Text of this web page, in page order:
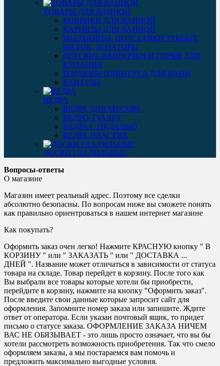
ТОВАРЫ ДЛЯ ВАННОЙ
КОВРИКИ ДЛЯ ВАННОЙ
КАРНИЗЫ ДЛЯ ВАННОЙ
МЫЛЬНИЦЫ, ПОДСТАВКИ ЗУБНЫХ
ЩЕТОК, ДОЗАТОРЫ
ДЕТСКИЕ ВАННОЧКИ И ГОРКИ ДЛЯ
КУПАНИЯ
БОРДЮРЫ ПЛИНТУСА ДЛЯ ВАНН
ВАНТУЗЫ
ВЕДРА
ВЕДРА ДЛЯ МУСОРА
ВЕДРО-ТУАЛЕТ
ВЕДРА С ПЕДАЛЬЮ
ВЕДРА ПЛАСТИК
ДОСКИ ГЛАДИЛЬНЫЕ
Вопросы-ответы
О магазине
Магазин имеет реальный адрес. Поэтому все сделки
абсолютно безопасны. По вопросам ниже вы сможете понять
как правильно ориентроваться в нашем интернет магазине
Как покупать?
Оформить заказ очен легко! Нажмите КРАСНУЮ кнопку " В
КОРЗИНУ " или " ЗАКАЗАТЬ " или " ДОСТАВКА ...
ДНЕЙ ". Название может отличаться в зависимости от статуса
товара на складе. Товар перейдет в корзину. После того как
Вы выбрали все товары которые хотели бы приобрести,
перейдите в корзину, нажмите на кнопку "Оформить заказ".
После введите свои данные которые запросит сайт для
оформления. Запомните номер заказа или запишите. Ждите
ответ от оператора. Если указан почтовый ящик, то придет
письмо о статусе заказа. ОФОРМЛЕНИЕ ЗАКАЗА НИЧЕМ
ВАС НЕ ОБЯЗЫВАЕТ - это лишь просто означает, что вы бы
хотели рассмотреть возможность приобретения. Так что смело
оформляем заказы, а мы постараемся вам помочь и
предложить максимально выгодные условия.